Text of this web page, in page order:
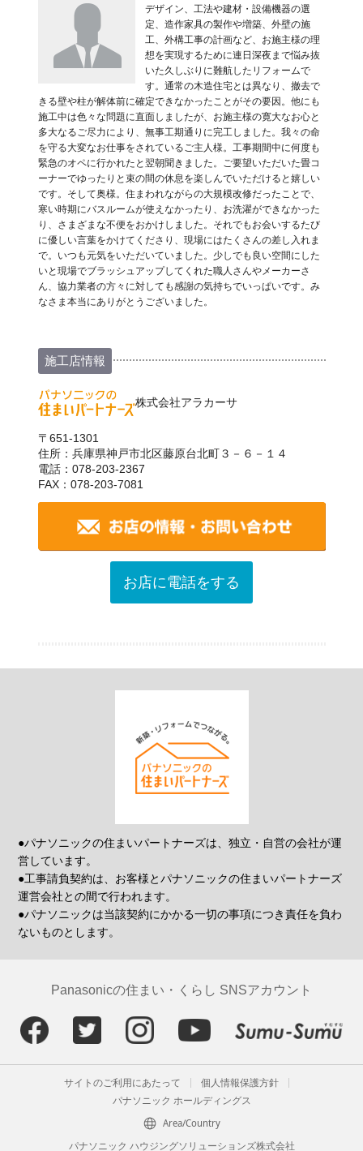
デザイン、工法や建材・設備機器の選
定、造作家具の製作や増築、外壁の施
工、外構工事の計画など、お施主様の理
想を実現するために連日深夜まで悩み抜
いた久しぶりに難航したリフォームで
す。通常の木造住宅とは異なり、撤去で
きる壁や柱が解体前に確定できなかったことがその要因。他にも
施工中は色々な問題に直面しましたが、お施主様の寛大なお心と
多大なるご尽力により、無事工期通りに完工しました。我々の命
を守る大変なお仕事をされているご主人様。工事期間中に何度も
緊急のオペに行かれたと翌朝聞きました。ご要望いただいた畳コ
ーナーでゆったりと束の間の休息を楽しんでいただけると嬉しい
です。そして奥様。住まわれながらの大規模改修だったことで、
寒い時期にバスルームが使えなかったり、お洗濯ができなかった
り、さまざまな不便をおかけしました。それでもお会いするたび
に優しい言葉をかけてくださり、現場にはたくさんの差し入れま
で。いつも元気をいただいていました。少しでも良い空間にした
いと現場でブラッシュアップしてくれた職人さんやメーカーさ
ん、協力業者の方々に対しても感謝の気持ちでいっぱいです。み
なさま本当にありがとうございました。
施工店情報
株式会社アラカーサ
〒651-1301
住所：兵庫県神戸市北区藤原台北町３－６－１４
電話：078-203-2367
FAX：078-203-7081
お店に電話をする
●パナソニックの住まいパートナーズは、独立・自営の会社が運
営しています。
●工事請負契約は、お客様とパナソニックの住まいパートナーズ
運営会社との間で行われます。
●パナソニックは当該契約にかかる一切の事項につき責任を負わ
ないものとします。
Panasonicの住まい・くらし SNSアカウント
サイトのご利用にあたって
個人情報保護方針
パナソニック ホールディングス
Area/Country
パナソニック ハウジングソリューションズ株式会社